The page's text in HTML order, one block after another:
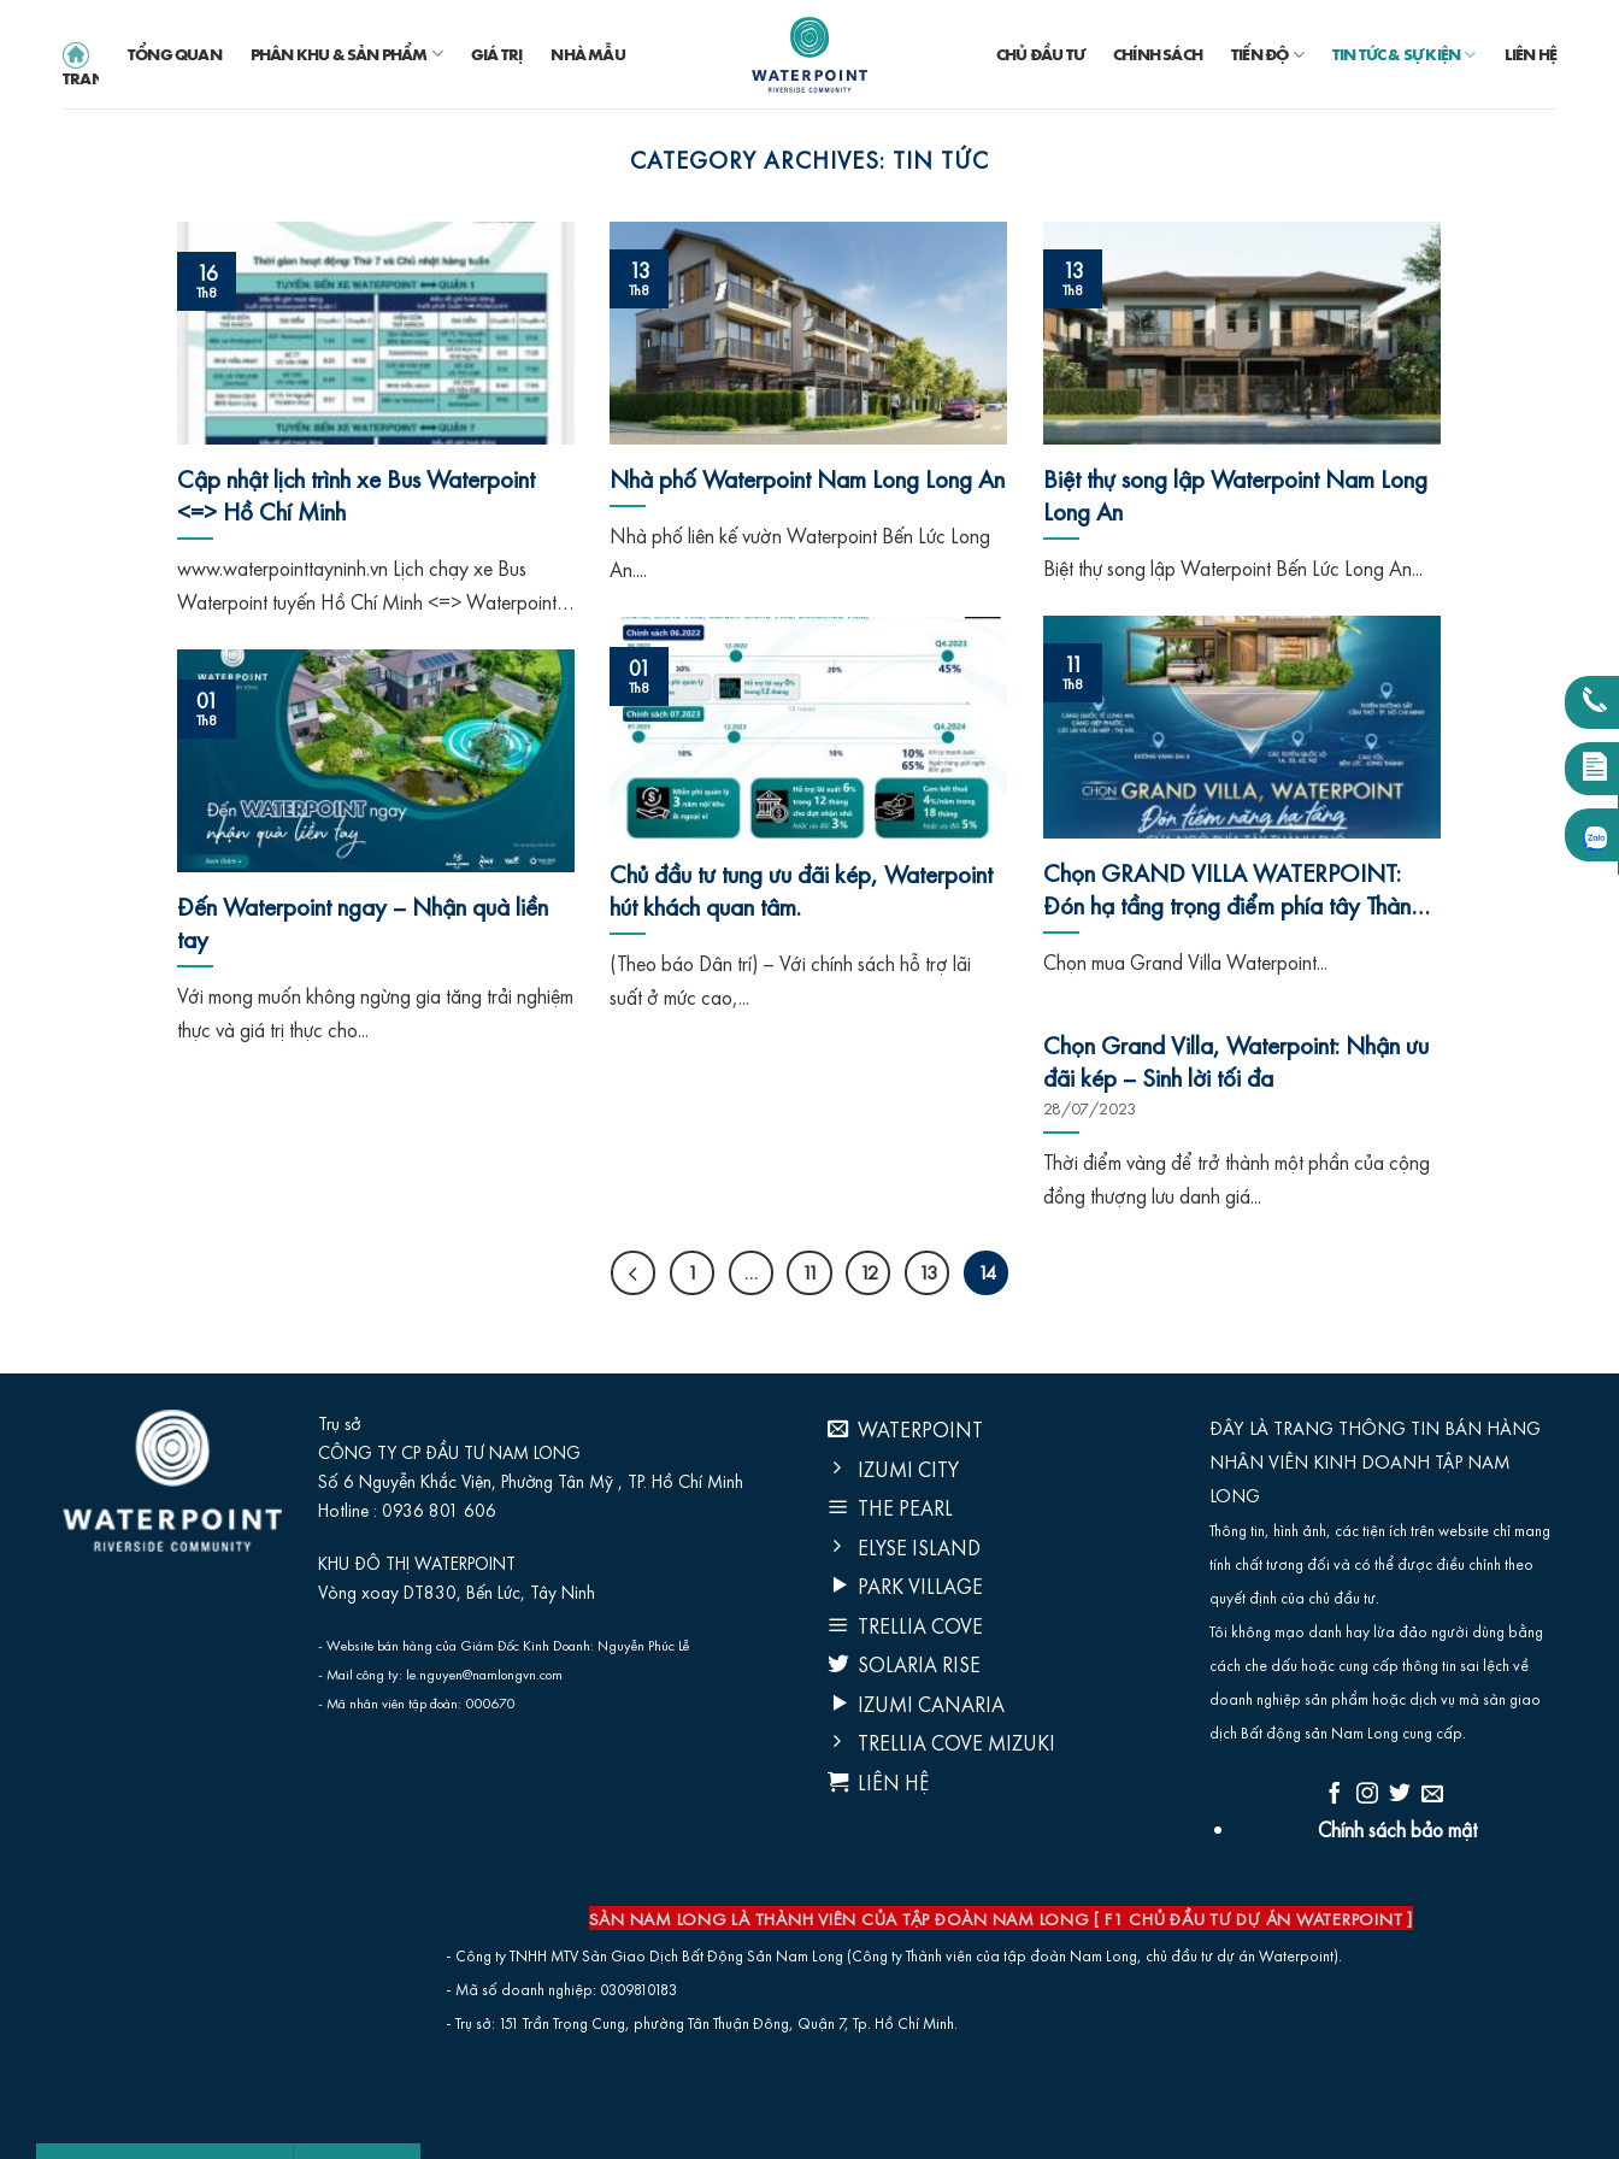
TRANG CHỦ
TỔNG QUAN PHÂN KHU & SẢN PHẨM GIÁ TRỊ NHÀ MẪU CHỦ ĐẦU TƯ CHÍNH SÁCH TIẾN ĐỘ TIN TỨC & SỰ KIỆN LIÊN HỆ
CATEGORY ARCHIVES: TIN TỨC
Cập nhật lịch trình xe Bus Waterpoint
<=> Hồ Chí Minh
www.waterpointtayninh.vn Lịch chạy xe Bus
Waterpoint tuyến Hồ Chí Minh <=> Waterpoint
16
Th8
Nhà phố Waterpoint Nam Long Long An
Nhà phố liên kế vườn Waterpoint Bến Lức Long
An....
13
Th8
Biệt thự song lập Waterpoint Nam Long
Long An
Biệt thự song lập Waterpoint Bến Lức Long An...
13
Th8
Chọn GRAND VILLA WATERPOINT:
Đón hạ tầng trọng điểm phía tây Thành
phố
Chọn mua Grand Villa Waterpoint...
11
Th8
Chủ đầu tư tung ưu đãi kép, Waterpoint
hút khách quan tâm.
(Theo báo Dân trí) – Với chính sách hỗ trợ lãi
suất ở mức cao,...
01
Th8
Đến Waterpoint ngay – Nhận quà liền
tay
Với mong muốn không ngừng gia tăng trải nghiệm
thực và giá trị thực cho...
01
Th8
Chọn Grand Villa, Waterpoint: Nhận ưu
đãi kép – Sinh lời tối đa
28/07/2023
Thời điểm vàng để trở thành một phần của cộng
đồng thượng lưu danh giá...
1 … 11 12 13 14
Trụ sở
CÔNG TY CP ĐẦU TƯ NAM LONG
Số 6 Nguyễn Khắc Viện, Phường Tân Mỹ , TP. Hồ Chí Minh
Hotline : 0936 801 606‬
KHU ĐÔ THỊ WATERPOINT
Vòng xoay DT830, Bến Lức, Tây Ninh
- Website bán hàng của Giám Đốc Kinh Doanh: Nguyễn Phúc Lễ
- Mail công ty: le.nguyen@namlongvn.com
- Mã nhân viên tập đoàn: 000670
WATERPOINT
IZUMI CITY
THE PEARL
ELYSE ISLAND
PARK VILLAGE
TRELLIA COVE
SOLARIA RISE
IZUMI CANARIA
TRELLIA COVE MIZUKI
LIÊN HỆ
ĐÂY LÀ TRANG THÔNG TIN BÁN HÀNG
NHÂN VIÊN KINH DOANH TẬP NAM
LONG
Thông tin, hình ảnh, các tiện ích trên website chỉ mang
tính chất tương đối và có thể được điều chỉnh theo
quyết định của chủ đầu tư.
Tôi không mạo danh hay lừa đảo người dùng bằng
cách che dấu hoặc cung cấp thông tin sai lệch về
doanh nghiệp sản phẩm hoặc dịch vụ mà sàn giao
dịch Bất động sản Nam Long cung cấp.
Chính sách bảo mật
SÀN NAM LONG LÀ THÀNH VIÊN CỦA TẬP ĐOÀN NAM LONG[ F1 CHỦ ĐẦU TƯ DỰ ÁN WATERPOINT ]
- Công ty TNHH MTV Sàn Giao Dịch Bất Động Sản Nam Long (Công ty Thành viên của tập đoàn Nam Long, chủ đầu tư dự án Waterpoint).
- Mã số doanh nghiệp: 0309810183
- Trụ sở: 151 Trần Trọng Cung, phường Tân Thuận Đông, Quận 7, Tp. Hồ Chí Minh.